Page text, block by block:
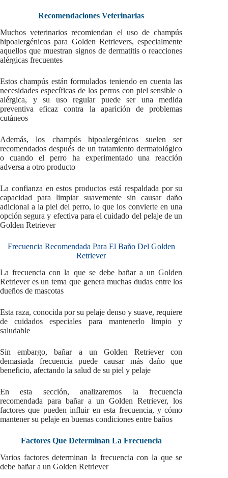
Recomendaciones Veterinarias
Muchos veterinarios recomiendan el uso de champús
hipoalergénicos para Golden Retrievers, especialmente
aquellos que muestran signos de dermatitis o reacciones
alérgicas frecuentes
Estos champús están formulados teniendo en cuenta las
necesidades específicas de los perros con piel sensible o
alérgica, y su uso regular puede ser una medida
preventiva eficaz contra la aparición de problemas
cutáneos
Además, los champús hipoalergénicos suelen ser
recomendados después de un tratamiento dermatológico
o cuando el perro ha experimentado una reacción
adversa a otro producto
La confianza en estos productos está respaldada por su
capacidad para limpiar suavemente sin causar daño
adicional a la piel del perro, lo que los convierte en una
opción segura y efectiva para el cuidado del pelaje de un
Golden Retriever
Frecuencia Recomendada Para El Baño Del Golden
Retriever
La frecuencia con la que se debe bañar a un Golden
Retriever es un tema que genera muchas dudas entre los
dueños de mascotas
Esta raza, conocida por su pelaje denso y suave, requiere
de cuidados especiales para mantenerlo limpio y
saludable
Sin embargo, bañar a un Golden Retriever con
demasiada frecuencia puede causar más daño que
beneficio, afectando la salud de su piel y pelaje
En esta sección, analizaremos la frecuencia
recomendada para bañar a un Golden Retriever, los
factores que pueden influir en esta frecuencia, y cómo
mantener su pelaje en buenas condiciones entre baños
Factores Que Determinan La Frecuencia
Varios factores determinan la frecuencia con la que se
debe bañar a un Golden Retriever